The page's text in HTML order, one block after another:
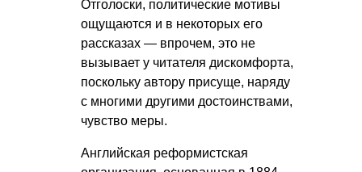
Отголоски, политические мотивы
ощущаются и в некоторых его
рассказах — впрочем, это не
вызывает у читателя дискомфорта,
поскольку автору присуще, наряду
с многими другими достоинствами,
чувство меры.
Английская реформистская